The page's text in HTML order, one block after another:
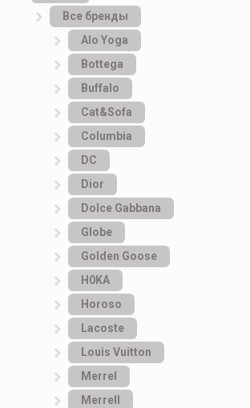
Все бренды
Alo Yoga
Bottеga
Buffalo
Cat&Sofa
Columbia
DC
Dior
Dolce Gabbana
Globe
Golden Goose
H0KA
Horoso
Lacoste
Louis Vuitton
Merrel
Merrell